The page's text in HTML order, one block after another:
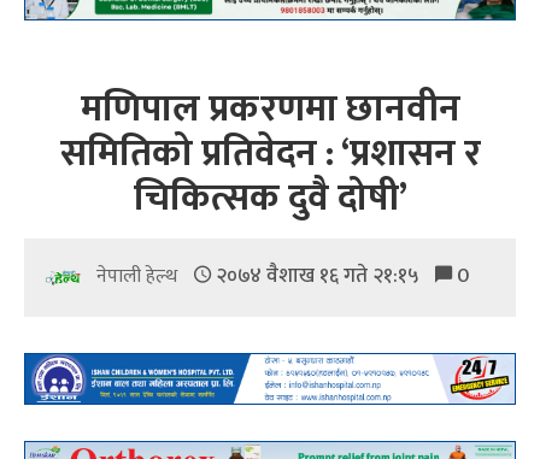
मणिपाल प्रकरणमा छानवीन
समितिको प्रतिवेदन : ‘प्रशासन र
चिकित्सक दुवै दोषी’
नेपाली हेल्थ २०७४ वैशाख १६ गते २१:१५ 0